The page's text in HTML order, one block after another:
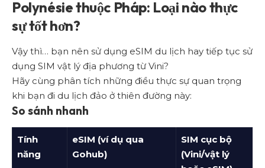
Polynésie thuộc Pháp: Loại nào thực
sự tốt hơn?
Vậy thì… bạn nên sử dụng eSIM du lịch hay tiếp tục sử
dụng SIM vật lý địa phương từ Vini?
Hãy cùng phân tích những điều thực sự quan trọng
khi bạn đi du lịch đảo ở thiên đường này:
So sánh nhanh
Tính
năng
eSIM (ví dụ qua
Gohub)
SIM cục bộ
(Vini/vật lý